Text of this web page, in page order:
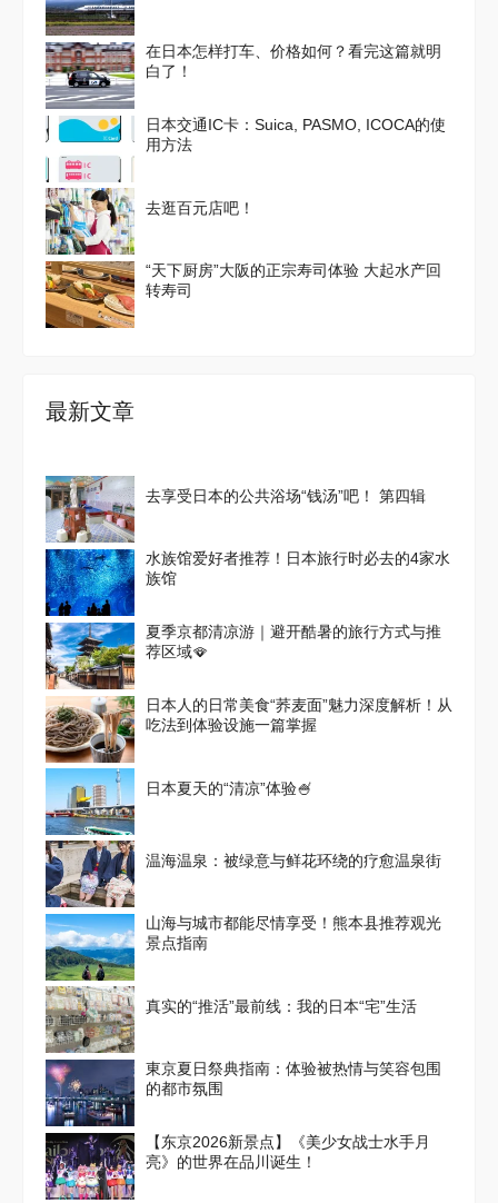
在日本怎样打车、价格如何？看完这篇就明
白了！
日本交通IC卡：Suica, PASMO, ICOCA的使
用方法
去逛百元店吧！
“天下厨房”大阪的正宗寿司体验 大起水产回
转寿司
最新文章
去享受日本的公共浴场“钱汤”吧！ 第四辑
水族馆爱好者推荐！日本旅行时必去的4家水
族馆
夏季京都清凉游｜避开酷暑的旅行方式与推
荐区域🪭
日本人的日常美食“荞麦面”魅力深度解析！从
吃法到体验设施一篇掌握
日本夏天的“清凉”体验🍧
温海温泉：被绿意与鲜花环绕的疗愈温泉街
山海与城市都能尽情享受！熊本县推荐观光
景点指南
真实的“推活”最前线：我的日本“宅”生活
東京夏日祭典指南：体验被热情与笑容包围
的都市氛围
【东京2026新景点】《美少女战士水手月
亮》的世界在品川诞生！